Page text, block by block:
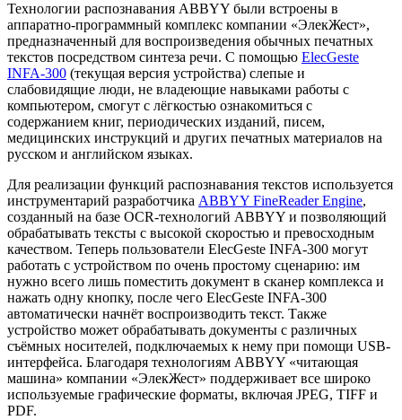
Технологии распознавания ABBYY были встроены в
аппаратно-программный комплекс компании «ЭлекЖест»,
предназначенный для воспроизведения обычных печатных
текстов посредством синтеза речи. С помощью ElecGeste
INFA-300 (текущая версия устройства) слепые и
слабовидящие люди, не владеющие навыками работы с
компьютером, смогут с лёгкостью ознакомиться с
содержанием книг, периодических изданий, писем,
медицинских инструкций и других печатных материалов на
русском и английском языках.
Для реализации функций распознавания текстов используется
инструментарий разработчика ABBYY FineReader Engine,
созданный на базе OCR-технологий ABBYY и позволяющий
обрабатывать тексты с высокой скоростью и превосходным
качеством. Теперь пользователи ElecGeste INFA-300 могут
работать с устройством по очень простому сценарию: им
нужно всего лишь поместить документ в сканер комплекса и
нажать одну кнопку, после чего ElecGeste INFA-300
автоматически начнёт воспроизводить текст. Также
устройство может обрабатывать документы с различных
съёмных носителей, подключаемых к нему при помощи USB-
интерфейса. Благодаря технологиям ABBYY «читающая
машина» компании «ЭлекЖест» поддерживает все широко
используемые графические форматы, включая JPEG, TIFF и
PDF.